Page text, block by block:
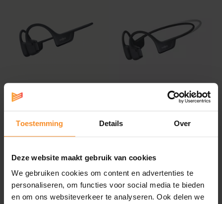
Toestemming Details Over
Deze website maakt gebruik van cookies
We gebruiken cookies om content en advertenties te
personaliseren, om functies voor social media te bieden
en om ons websiteverkeer te analyseren. Ook delen we
Shokz OpenRun Pro 2
€ 199.95
Shokz OpenRun Pro 2 Mini
€ 199.00